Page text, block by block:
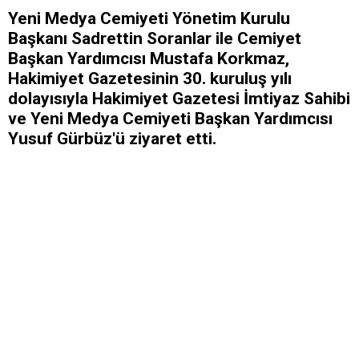
Yeni Medya Cemiyeti Yönetim Kurulu
Başkanı Sadrettin Soranlar ile Cemiyet
Başkan Yardımcısı Mustafa Korkmaz,
Hakimiyet Gazetesinin 30. kuruluş yılı
dolayısıyla Hakimiyet Gazetesi İmtiyaz Sahibi
ve Yeni Medya Cemiyeti Başkan Yardımcısı
Yusuf Gürbüz'ü ziyaret etti.